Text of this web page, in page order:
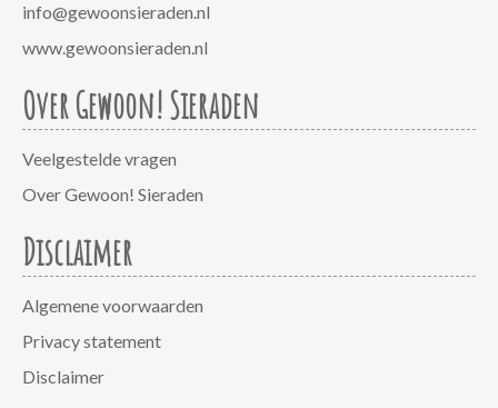
info@gewoonsieraden.nl
www.gewoonsieraden.nl
Over Gewoon! Sieraden
Veelgestelde vragen
Over Gewoon! Sieraden
Disclaimer
Algemene voorwaarden
Privacy statement
Disclaimer